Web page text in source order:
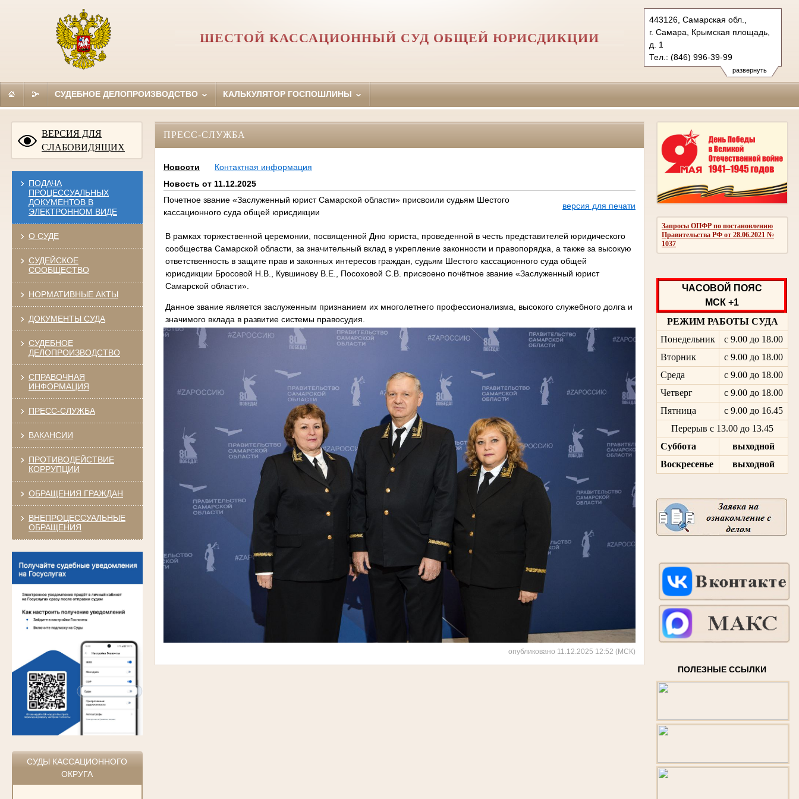
развернуть
443126, Самарская обл.,
г. Самара, Крымская площадь,
д. 1
Тел.: (846) 996-39-99
6kas@sudrf.ru
схема проезда
ШЕСТОЙ КАССАЦИОННЫЙ СУД ОБЩЕЙ ЮРИСДИКЦИИ
СУДЕБНОЕ ДЕЛОПРОИЗВОДСТВО КАЛЬКУЛЯТОР ГОСПОШЛИНЫ
ВЕРСИЯ ДЛЯ
СЛАБОВИДЯЩИХ
ПОДАЧА
ПРОЦЕССУАЛЬНЫХ
ДОКУМЕНТОВ В
ЭЛЕКТРОННОМ ВИДЕ
О СУДЕ
СУДЕЙСКОЕ
СООБЩЕСТВО
НОРМАТИВНЫЕ АКТЫ
ДОКУМЕНТЫ СУДА
СУДЕБНОЕ
ДЕЛОПРОИЗВОДСТВО
СПРАВОЧНАЯ
ИНФОРМАЦИЯ
ПРЕСС-СЛУЖБА
ВАКАНСИИ
ПРОТИВОДЕЙСТВИЕ
КОРРУПЦИИ
ОБРАЩЕНИЯ ГРАЖДАН
ВНЕПРОЦЕССУАЛЬНЫЕ
ОБРАЩЕНИЯ
СУДЫ КАССАЦИОННОГО
ОКРУГА
Запросы ОПФР по постановлению
Правительства РФ от 28.06.2021 №
1037
ЧАСОВОЙ ПОЯС
МСК +1
РЕЖИМ РАБОТЫ СУДА
Понедельник
с 9.00 до 18.00
Вторник
с 9.00 до 18.00
Среда
с 9.00 до 18.00
Четверг
с 9.00 до 18.00
Пятница
с 9.00 до 16.45
Перерыв с 13.00 до 13.45
Суббота
выходной
Воскресенье
выходной
ПОЛЕЗНЫЕ ССЫЛКИ
ПРЕСС-СЛУЖБА
Новости
Контактная информация
Новость от 11.12.2025
Почетное звание «Заслуженный юрист Самарской области» присвоили судьям Шестого
кассационного суда общей юрисдикции
версия для печати
В рамках торжественной церемонии, посвященной Дню юриста, проведенной в честь представителей юридического
сообщества Самарской области, за значительный вклад в укрепление законности и правопорядка, а также за высокую
ответственность в защите прав и законных интересов граждан, судьям Шестого кассационного суда общей
юрисдикции Бросовой Н.В., Кувшинову В.Е., Посоховой С.В. присвоено почётное звание «Заслуженный юрист
Самарской области».
Данное звание является заслуженным признанием их многолетнего профессионализма, высокого служебного долга и
значимого вклада в развитие системы правосудия.
опубликовано 11.12.2025 12:52 (МСК)